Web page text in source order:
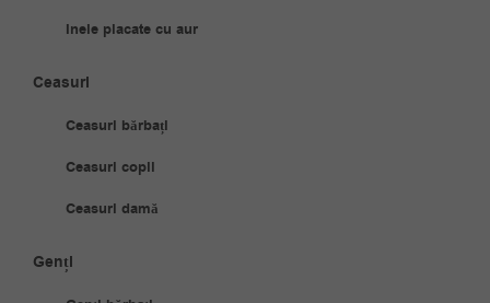
Inele placate cu aur
Ceasuri
Ceasuri bărbați
Ceasuri copii
Ceasuri damă
Genți